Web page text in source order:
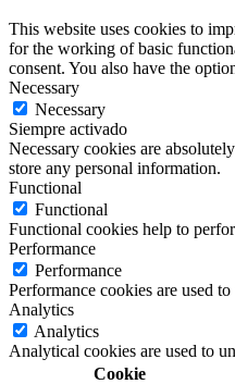
This website uses cookies to
for the working of basic
consent. You also have the
Necessary
Necessary
Siempre activado
Necessary cookies are
store any personal information.
Functional
Functional
Functional cookies help to
Performance
Performance
Performance cookies are used
Analytics
Analytics
Analytical cookies are used to
Cookie